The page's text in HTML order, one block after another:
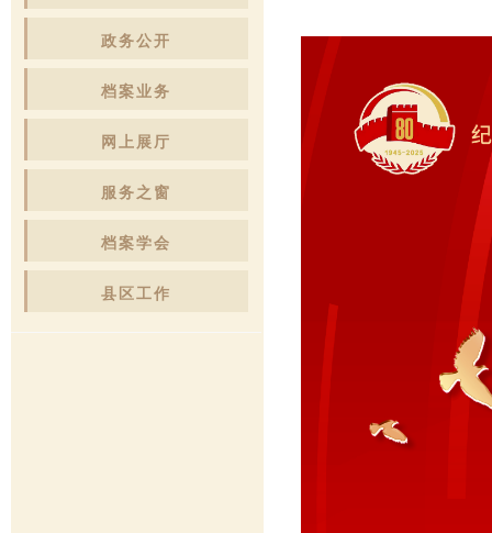
政务公开
档案业务
网上展厅
服务之窗
档案学会
县区工作